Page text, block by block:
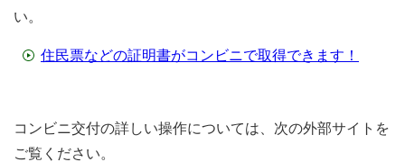
い。
住民票などの証明書がコンビニで取得できます！
コンビニ交付の詳しい操作については、次の外部サイトを
ご覧ください。